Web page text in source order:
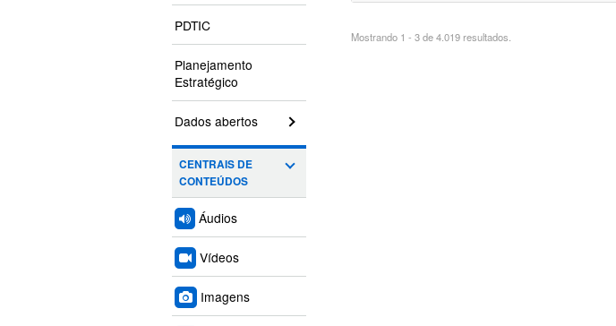
PDTIC
Planejamento
Estratégico
Dados abertos
CENTRAIS DE
CONTEÚDOS
Áudios
Vídeos
Imagens
Mostrando 1 - 3 de 4.019 resultados.